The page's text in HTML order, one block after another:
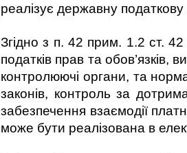
реалізує державну
Згідно з п. 42 прим. 1.2 ст.
податків прав та
контролюючі органи, та
законів, контроль за
забезпечення взаємодії
може бути реалізована в